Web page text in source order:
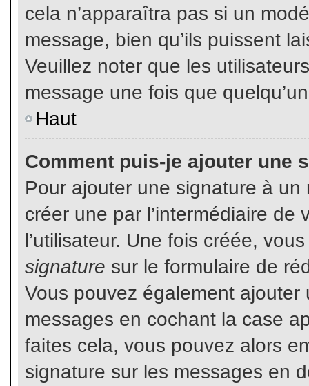
cela n’apparaîtra pas si un
message, bien qu’ils puissent
Veuillez noter que les
message une fois que
Haut
Comment puis-je ajouter une
Pour ajouter une signature à un
créer une par l’intermédiaire
l’utilisateur. Une fois créée,
signature sur le formulaire de
Vous pouvez également
messages en cochant la case
faites cela, vous pouvez alors
signature sur les messages en